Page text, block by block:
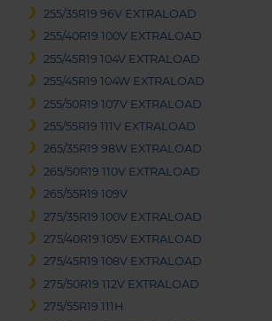
255/35R19 96V EXTRALOAD
255/40R19 100V EXTRALOAD
255/45R19 104V EXTRALOAD
255/45R19 104W EXTRALOAD
255/50R19 107V EXTRALOAD
255/55R19 111V EXTRALOAD
265/35R19 98W EXTRALOAD
265/50R19 110V EXTRALOAD
265/55R19 109V
275/35R19 100V EXTRALOAD
275/40R19 105V EXTRALOAD
275/45R19 108V EXTRALOAD
275/50R19 112V EXTRALOAD
275/55R19 111H